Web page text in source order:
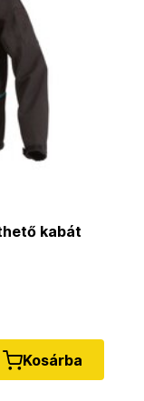
kabát
Kosárba